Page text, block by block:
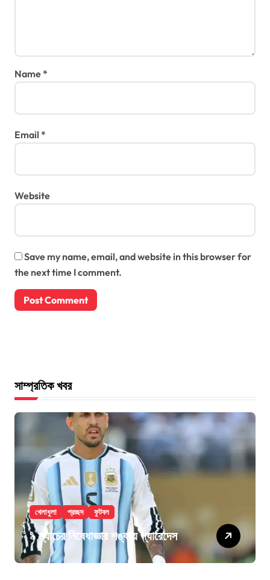
Name*
Email *
Website
Save my name, email, and website in this browser for
the next time I comment.
সাম্প্রতিক খবর
খেলাধুলা প্রচ্ছদ ফুটবল
৯ ম্যাচের নিষেধাজ্ঞার শঙ্কায় প্যারেদেস